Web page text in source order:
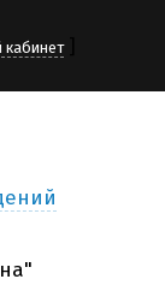
кабинет